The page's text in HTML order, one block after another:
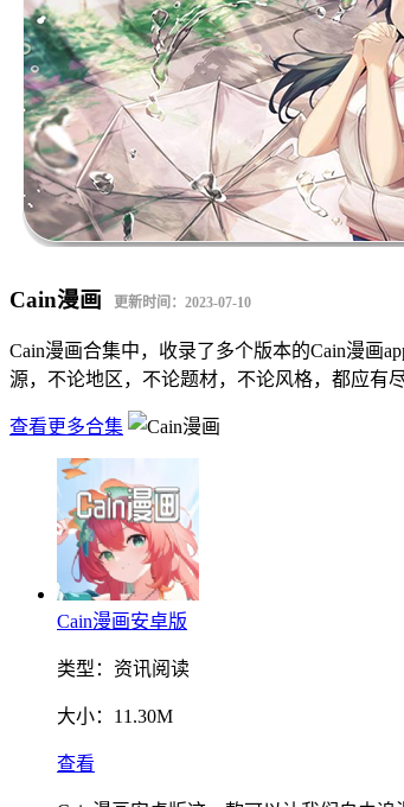
Cain漫画 更新时间：2023-07-10
Cain漫画合集中，收录了多个版本的Cain漫画
源，不论地区，不论题材，不论风格，都应有
查看更多合集
Cain漫画安卓版
类型： 资讯阅读
大小： 11.30M
查看